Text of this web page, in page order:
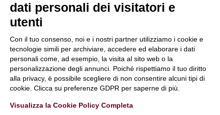
farci una domanda?
Clicca e compila il form. Verrai contattato
immediatamente!
Contattaci
Periti Digitaliè una Business unit di:
Alchimie Digitali Srl
Via Elia Rainusso, 110 – 41124 Modena (MO)
REA Modena 01/02/2005 N. 346879
dati personali dei visitatori e
utenti
Con il tuo consenso, noi e i nostri partner utilizziamo i cookie e
tecnologie simili per archiviare, accedere ed elaborare i dati
personali come, ad esempio, la visita al sito web o la
personalizzazione degli annunci. Poiché rispettiamo il tuo diritto
alla privacy, è possibile scegliere di non consentire alcuni tipi di
cookie. Clicca su preferenze GDPR per saperne di più.
Visualizza la Cookie Policy Completa